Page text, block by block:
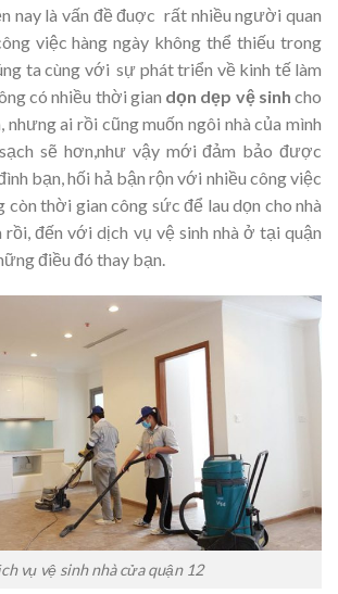
nay là vấn đề đuợc rất nhiều người quan
việc hàng ngày không thể thiếu trong
ta cùng với sự phát triển về kinh tế làm
có nhiều thời gian dọn dẹp vệ sinh cho
nhưng ai rồi cũng muốn ngôi nhà của mình
sẽ hơn,như vậy mới đảm bảo được
bạn, hối hả bận rộn với nhiều công việc
còn thời gian công sức để lau dọn cho nhà
rồi, đến với dịch vụ vệ sinh nhà ở tại quận
điều đó thay bạn.
vụ vệ sinh nhà cửa quận 12